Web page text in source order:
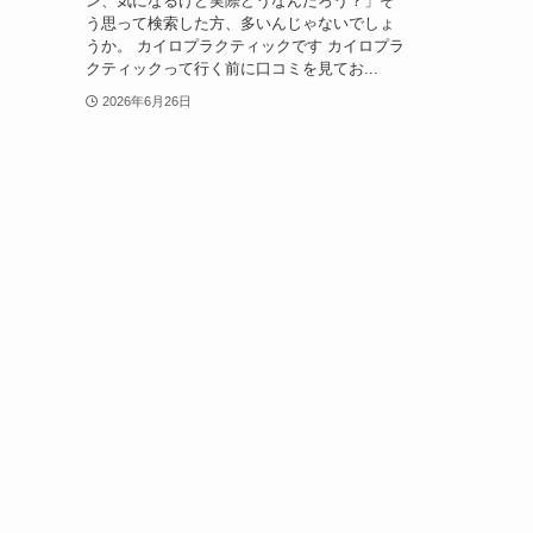
う思って検索した方、多いんじゃないでしょ
うか。 カイロプラクティックです カイロプラ
クティックって行く前に口コミを見てお...
2026年6月26日